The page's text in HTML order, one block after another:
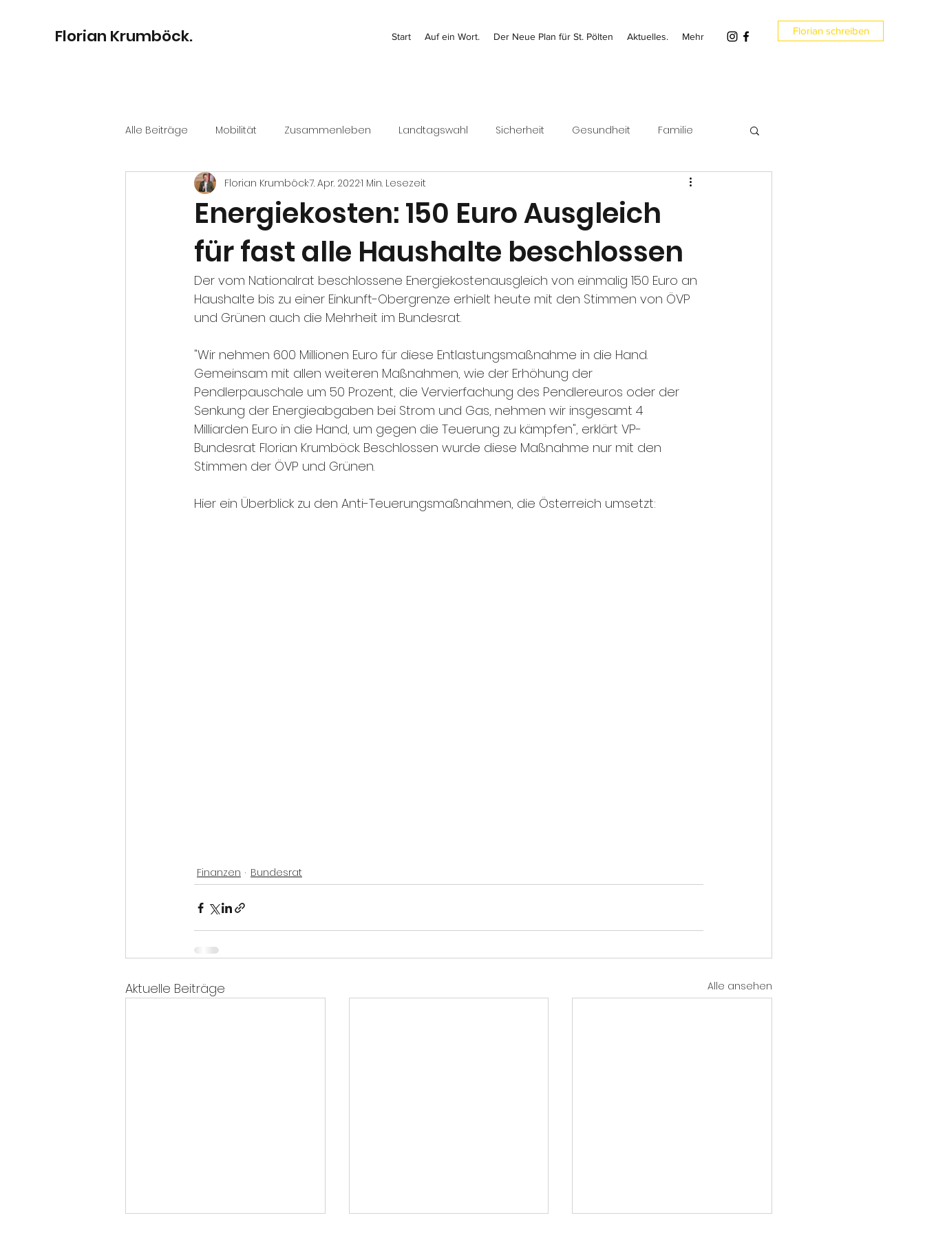
Florian Krumböck. Start Auf ein Wort. Der Neue Plan für St. Pölten Aktuelles. Mehr Florian schreiben
Alle Beiträge Mobilität Zusammenleben Landtagswahl Sicherheit Gesundheit Familie
Digitalisierung Kontrolle Jugend Umwelt
Stadtentwicklung Wirtschaft
Energiekosten: 150 Euro Ausgleich
für fast alle Haushalte beschlossen
Florian Krumböck7. Apr. 20221 Min. Lesezeit
Der vom Nationalrat beschlossene Energiekostenausgleich von einmalig 150 Euro an
Haushalte bis zu einer Einkunft-Obergrenze erhielt heute mit den Stimmen von ÖVP
und Grünen auch die Mehrheit im Bundesrat.
"Wir nehmen 600 Millionen Euro für diese Entlastungsmaßnahme in die Hand.
Gemeinsam mit allen weiteren Maßnahmen, wie der Erhöhung der
Pendlerpauschale um 50 Prozent, die Vervierfachung des Pendlereuros oder der
Senkung der Energieabgaben bei Strom und Gas, nehmen wir insgesamt 4
Milliarden Euro in die Hand, um gegen die Teuerung zu kämpfen", erklärt VP-
Bundesrat Florian Krumböck. Beschlossen wurde diese Maßnahme nur mit den
Stimmen der ÖVP und Grünen.
Hier ein Überblick zu den Anti-Teuerungsmaßnahmen, die Österreich umsetzt:
Finanzen Bundesrat
Aktuelle Beiträge Alle ansehen